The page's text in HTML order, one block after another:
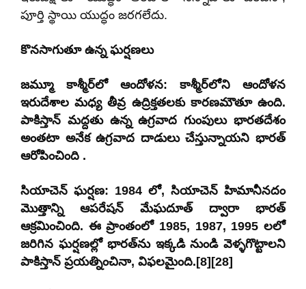
పూర్తి స్థాయి యుద్ధం జరగలేదు.
కొనసాగుతూ ఉన్న ఘర్షణలు
జమ్మూ కాశ్మీర్‌లో ఆందోళన: కాశ్మీర్‌లోని ఆందోళన
ఇరుదేశాల మధ్య తీవ్ర ఉద్రిక్తతలకు కారణమౌతూ ఉంది.
పాకిస్తాన్ మద్దతు ఉన్న ఉగ్రవాద గుంపులు భారతదేశం
అంతటా అనేక ఉగ్రవాద దాడులు చేస్తున్నాయని భారత్
ఆరోపించింది .
సియాచెన్ ఘర్షణ: 1984 లో, సియాచెన్ హిమానీనదం
మొత్తాన్ని ఆపరేషన్ మేఘదూత్‌ ద్వారా భారత్
ఆక్రమించింది. ఈ ప్రాంతంలో 1985, 1987, 1995 లలో
జరిగిన ఘర్షణల్లో భారత్‌ను ఇక్కడి నుండి వెళ్ళగొట్టాలని
పాకిస్తాన్ ప్రయత్నించినా, విఫలమైంది.[8][28]